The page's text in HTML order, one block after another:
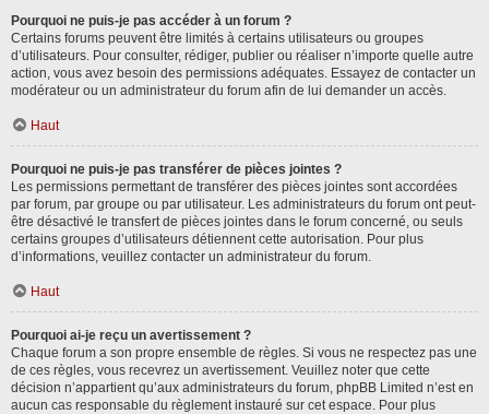
Pourquoi ne puis-je pas accéder à un forum ?
Certains forums peuvent être limités à certains utilisateurs ou groupes
d’utilisateurs. Pour consulter, rédiger, publier ou réaliser n’importe quelle autre
action, vous avez besoin des permissions adéquates. Essayez de contacter un
modérateur ou un administrateur du forum afin de lui demander un accès.
Haut
Pourquoi ne puis-je pas transférer de pièces jointes ?
Les permissions permettant de transférer des pièces jointes sont accordées
par forum, par groupe ou par utilisateur. Les administrateurs du forum ont peut-
être désactivé le transfert de pièces jointes dans le forum concerné, ou seuls
certains groupes d’utilisateurs détiennent cette autorisation. Pour plus
d’informations, veuillez contacter un administrateur du forum.
Haut
Pourquoi ai-je reçu un avertissement ?
Chaque forum a son propre ensemble de règles. Si vous ne respectez pas une
de ces règles, vous recevrez un avertissement. Veuillez noter que cette
décision n’appartient qu’aux administrateurs du forum, phpBB Limited n’est en
aucun cas responsable du règlement instauré sur cet espace. Pour plus